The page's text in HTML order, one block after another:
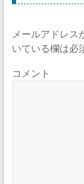
メールアドレス
いている欄は必
コメント